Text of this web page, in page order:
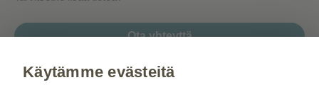
Ota yhteyttä
Käytämme evästeitä